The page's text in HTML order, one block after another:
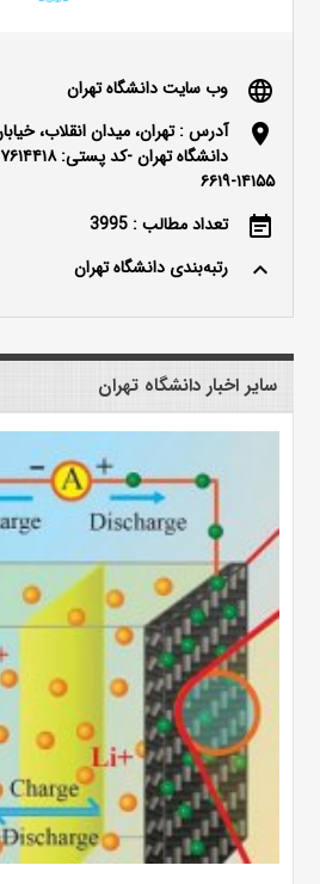
language وب سایت دانشگاه تهران
location_on
۱۴۱۵۵-۶۶۱۹
event_note تعداد مطالب : 3995
keyboard_arrow_up رتبه‌بندی دانشگاه تهران
سایر اخبار دانشگاه تهران